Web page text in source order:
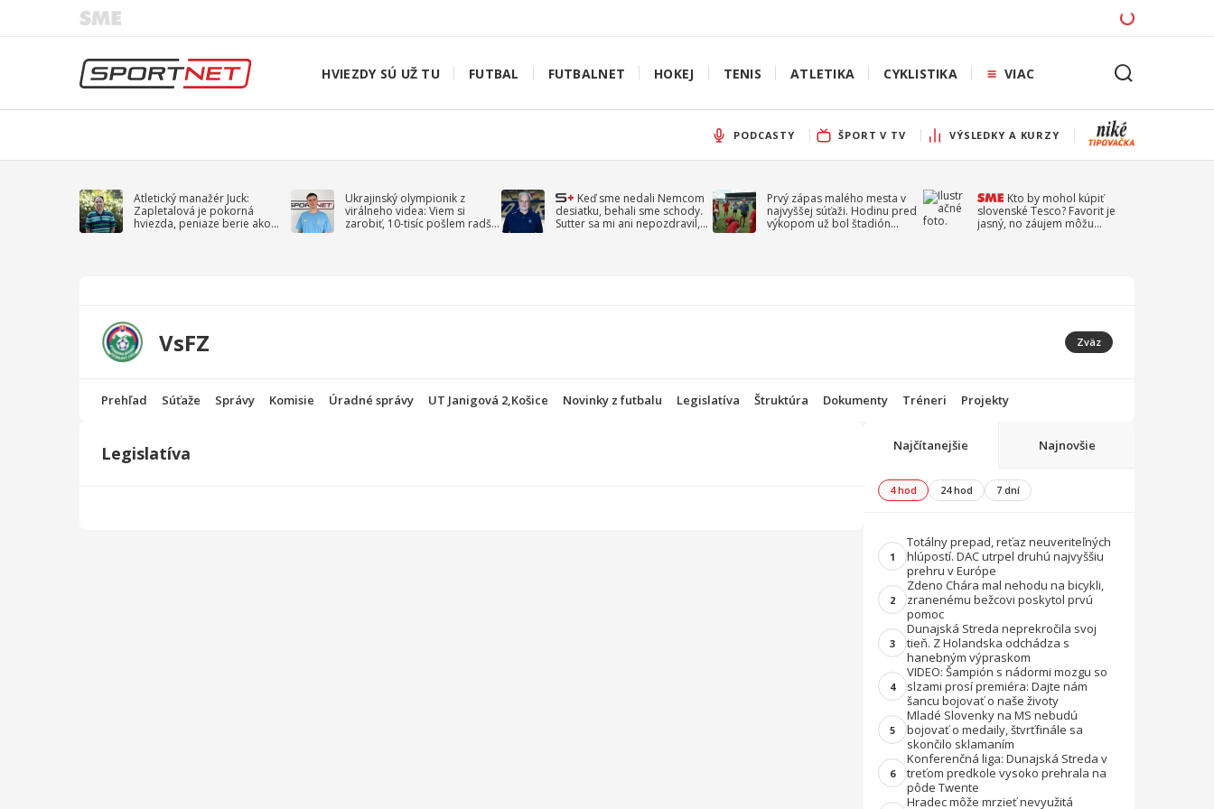
HVIEZDY SÚ UŽ TU FUTBAL FUTBALNET HOKEJ TENIS ATLETIKA CYKLISTIKA VIAC
PODCASTY ŠPORT V TV VÝSLEDKY A KURZY
Atletický manažér Juck:
Zapletalová je pokorná
hviezda, peniaze berie ako
Ukrajinský olympionik z
virálneho videa: Viem si
zarobiť, 10-tisíc pošlem radšej
Keď sme nedali Nemcom
desiatku, behali sme schody.
Sutter sa mi ani nepozdravil,
Prvý zápas malého mesta v
najvyššej súťaži. Hodinu pred
výkopom už bol štadión
Kto by mohol kúpiť
slovenské Tesco? Favorit je
jasný, no záujem môžu
VsFZ Zväz
Prehľad Súťaže Správy Komisie Úradné správy UT Janigová 2,Košice Novinky z futbalu Legislatíva Štruktúra Dokumenty Tréneri Projekty
Legislatíva Najčítanejšie Najnovšie
4 hod 24 hod 7 dní
1
Totálny prepad, reťaz neuveriteľných
hlúpostí. DAC utrpel druhú najvyššiu
prehru v Európe
2
Zdeno Chára mal nehodu na bicykli,
zranenému bežcovi poskytol prvú
pomoc
3
Dunajská Streda neprekročila svoj
tieň. Z Holandska odchádza s
hanebným výpraskom
4
VIDEO: Šampión s nádormi mozgu so
slzami prosí premiéra: Dajte nám
šancu bojovať o naše životy
5
Mladé Slovenky na MS nebudú
bojovať o medaily, štvrťfinále sa
skončilo sklamaním
6
Konferenčná liga: Dunajská Streda v
treťom predkole vysoko prehrala na
pôde Twente
Hradec môže mrzieť nevyužitá